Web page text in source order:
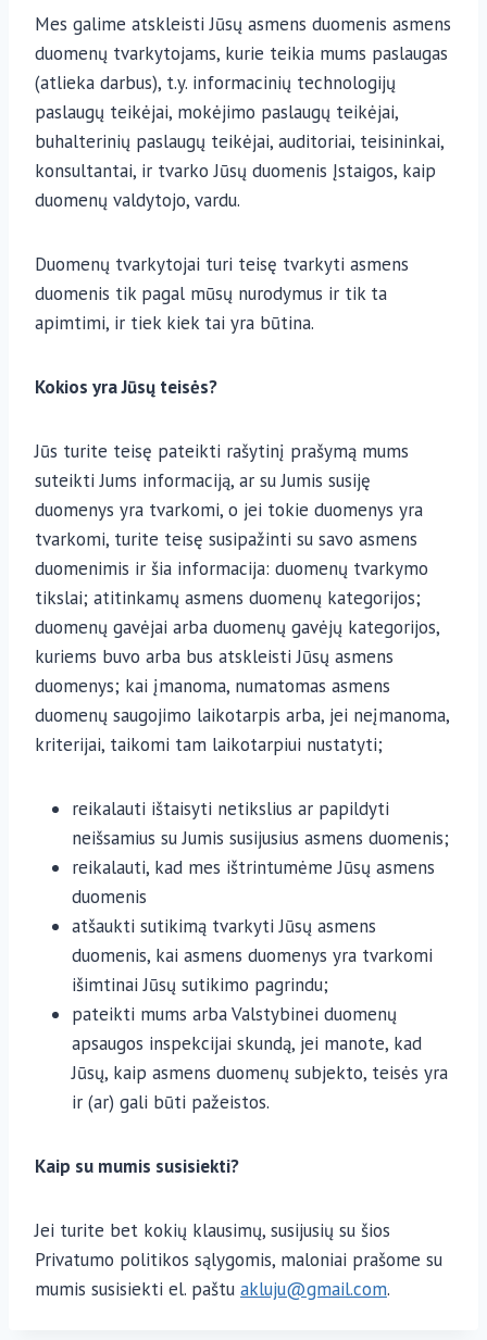
Mes galime atskleisti Jūsų asmens duomenis asmens
duomenų tvarkytojams, kurie teikia mums paslaugas
(atlieka darbus), t.y. informacinių technologijų
paslaugų teikėjai, mokėjimo paslaugų teikėjai,
buhalterinių paslaugų teikėjai, auditoriai, teisininkai,
konsultantai, ir tvarko Jūsų duomenis Įstaigos, kaip
duomenų valdytojo, vardu.
Duomenų tvarkytojai turi teisę tvarkyti asmens
duomenis tik pagal mūsų nurodymus ir tik ta
apimtimi, ir tiek kiek tai yra būtina.
Kokios yra Jūsų teisės?
Jūs turite teisę pateikti rašytinį prašymą mums
suteikti Jums informaciją, ar su Jumis susiję
duomenys yra tvarkomi, o jei tokie duomenys yra
tvarkomi, turite teisę susipažinti su savo asmens
duomenimis ir šia informacija: duomenų tvarkymo
tikslai; atitinkamų asmens duomenų kategorijos;
duomenų gavėjai arba duomenų gavėjų kategorijos,
kuriems buvo arba bus atskleisti Jūsų asmens
duomenys; kai įmanoma, numatomas asmens
duomenų saugojimo laikotarpis arba, jei neįmanoma,
kriterijai, taikomi tam laikotarpiui nustatyti;
reikalauti ištaisyti netikslius ar papildyti
neišsamius su Jumis susijusius asmens duomenis;
reikalauti, kad mes ištrintumėme Jūsų asmens
duomenis
atšaukti sutikimą tvarkyti Jūsų asmens
duomenis, kai asmens duomenys yra tvarkomi
išimtinai Jūsų sutikimo pagrindu;
pateikti mums arba Valstybinei duomenų
apsaugos inspekcijai skundą, jei manote, kad
Jūsų, kaip asmens duomenų subjekto, teisės yra
ir (ar) gali būti pažeistos.
Kaip su mumis susisiekti?
Jei turite bet kokių klausimų, susijusių su šios
Privatumo politikos sąlygomis, maloniai prašome su
mumis susisiekti el. paštu akluju@gmail.com.